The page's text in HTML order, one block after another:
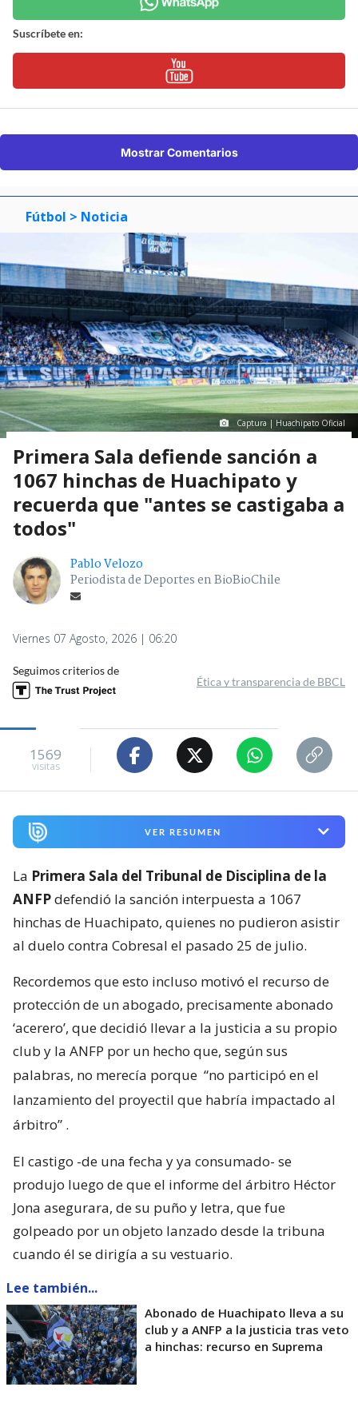
Suscríbete en:
Mostrar Comentarios
Fútbol > Noticia
Captura | Huachipato Oficial
Primera Sala defiende sanción a
1067 hinchas de Huachipato y
recuerda que "antes se castigaba a
todos"
Pablo Velozo
Periodista de Deportes en BioBioChile
Viernes 07 Agosto, 2026 | 06:20
Seguimos criterios de
Ética y transparencia de BBCL
1569
visitas
VER RESUMEN
La Primera Sala del Tribunal de Disciplina de la
ANFPdefendió la sanción interpuesta a 1067
hinchas de Huachipato, quienes no pudieron asistir
al duelo contra Cobresal el pasado 25 de julio.
Recordemos que esto incluso motivó el recurso de
protección de un abogado, precisamente abonado
‘acerero’, que decidió llevar a la justicia a su propio
club y la ANFP por un hecho que, según sus
palabras, no merecía porque “no participó en el
lanzamiento del proyectil que habría impactado al
árbitro” .
El castigo -de una fecha y ya consumado- se
produjo luego de que el informe del árbitro Héctor
Jona asegurara, de su puño y letra, que fue
golpeado por un objeto lanzado desde la tribuna
cuando él se dirigía a su vestuario.
Lee también...
Abonado de Huachipato lleva a su
club y a ANFP a la justicia tras veto
a hinchas: recurso en Suprema